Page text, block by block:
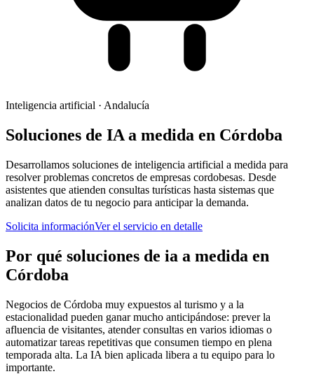
Inteligencia artificial · Andalucía
Soluciones de IA a medida en Córdoba
Desarrollamos soluciones de inteligencia artificial a medida para
resolver problemas concretos de empresas cordobesas. Desde
asistentes que atienden consultas turísticas hasta sistemas que
analizan datos de tu negocio para anticipar la demanda.
Solicita informaciónVer el servicio en detalle
Por qué soluciones de ia a medida en
Córdoba
Negocios de Córdoba muy expuestos al turismo y a la
estacionalidad pueden ganar mucho anticipándose: prever la
afluencia de visitantes, atender consultas en varios idiomas o
automatizar tareas repetitivas que consumen tiempo en plena
temporada alta. La IA bien aplicada libera a tu equipo para lo
importante.